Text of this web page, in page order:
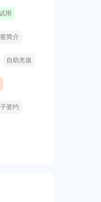
用
简介
自助充值
签约